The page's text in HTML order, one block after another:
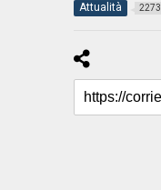
Attualità 2273